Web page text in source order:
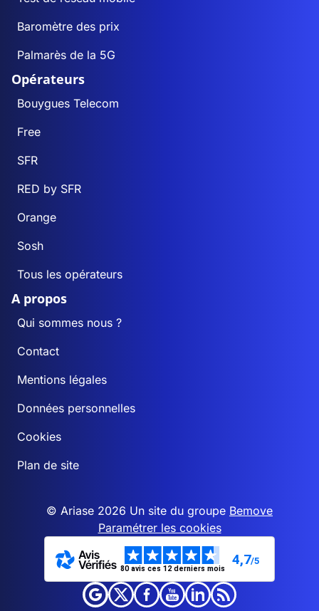
Baromètre des prix
Palmarès de la 5G
Opérateurs
Bouygues Telecom
Free
SFR
RED by SFR
Orange
Sosh
Tous les opérateurs
A propos
Qui sommes nous ?
Contact
Mentions légales
Données personnelles
Cookies
Plan de site
© Ariase 2026 Un site du groupe Bemove
Paramétrer les cookies
80 avis ces 12 derniers mois
4,7/5